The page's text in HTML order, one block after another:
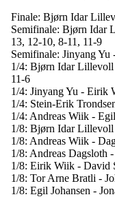
Finale: Bjørn Idar
Semifinale: Bjørn Idar
13, 12-10, 8-11, 11-9
Semifinale: Jinyang
1/4: Bjørn Idar Lillevoll
11-6
1/4: Jinyang Yu - Eirik
1/4: Stein-Erik
1/4: Andreas Wiik -
1/8: Bjørn Idar Lillevoll
1/8: Andreas Wiik -
1/8: Andreas Dagsloth
1/8: Eirik Wiik - David
1/8: Tor Arne Bratli -
1/8: Egil Johansen -